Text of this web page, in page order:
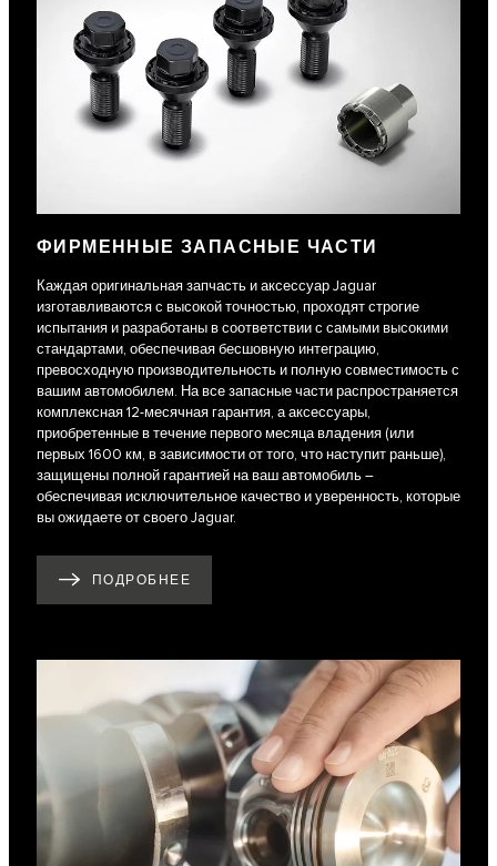
ФИРМЕННЫЕ ЗАПАСНЫЕ ЧАСТИ
Каждая оригинальная запчасть и аксессуар Jaguar
изготавливаются с высокой точностью, проходят строгие
испытания и разработаны в соответствии с самыми высокими
стандартами, обеспечивая бесшовную интеграцию,
превосходную производительность и полную совместимость с
вашим автомобилем. На все запасные части распространяется
комплексная 12-месячная гарантия, а аксессуары,
приобретенные в течение первого месяца владения (или
первых 1600 км, в зависимости от того, что наступит раньше),
защищены полной гарантией на ваш автомобиль –
обеспечивая исключительное качество и уверенность, которые
вы ожидаете от своего Jaguar.
ПОДРОБНЕЕ